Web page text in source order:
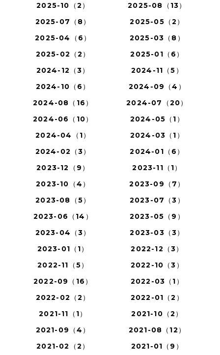
2025-10（2）
2025-08（13）
2025-07（8）
2025-05（2）
2025-04（6）
2025-03（8）
2025-02（2）
2025-01（6）
2024-12（3）
2024-11（5）
2024-10（6）
2024-09（4）
2024-08（16）
2024-07（20）
2024-06（10）
2024-05（1）
2024-04（1）
2024-03（1）
2024-02（3）
2024-01（6）
2023-12（9）
2023-11（1）
2023-10（4）
2023-09（7）
2023-08（5）
2023-07（3）
2023-06（14）
2023-05（9）
2023-04（3）
2023-03（3）
2023-01（1）
2022-12（3）
2022-11（5）
2022-10（3）
2022-09（16）
2022-03（1）
2022-02（2）
2022-01（2）
2021-11（1）
2021-10（2）
2021-09（4）
2021-08（12）
2021-02（2）
2021-01（9）